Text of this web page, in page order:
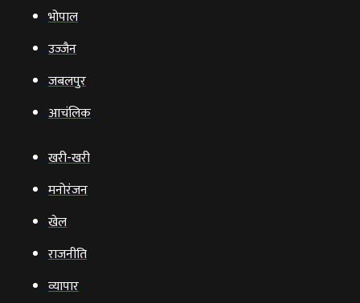
भोपाल
उज्‍जैन
जबलपुर
आचंलिक
खरी-खरी
मनोरंजन
खेल
राजनीति
व्‍यापार